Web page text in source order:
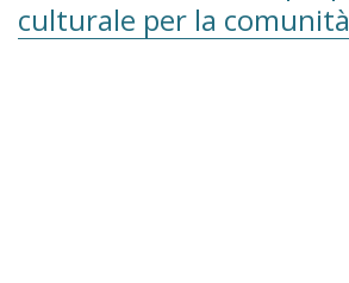
culturale per la comunità